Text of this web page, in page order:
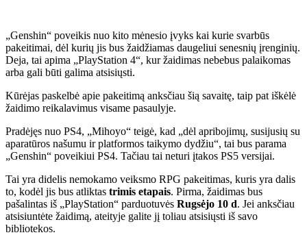
„Genshin“ poveikis nuo kito mėnesio įvyks kai kurie svarbūs
pakeitimai, dėl kurių jis bus žaidžiamas daugeliui senesnių įrenginių.
Deja, tai apima „PlayStation 4“, kur žaidimas nebebus palaikomas
arba gali būti galima atsisiųsti.
Kūrėjas paskelbė apie pakeitimą anksčiau šią savaitę, taip pat iškėlė
žaidimo reikalavimus visame pasaulyje.
Pradėjęs nuo PS4, „Mihoyo“ teigė, kad „dėl apribojimų, susijusių su
aparatūros našumu ir platformos taikymo dydžiu“, tai bus parama
„Genshin“ poveikiui PS4. Tačiau tai neturi įtakos PS5 versijai.
Tai yra didelis nemokamo veiksmo RPG pakeitimas, kuris yra dalis
to, kodėl jis bus atliktas trimis etapais. Pirma, žaidimas bus
pašalintas iš „PlayStation“ parduotuvės Rugsėjo 10 d. Jei anksčiau
atsisiuntėte žaidimą, ateityje galite jį toliau atsisiųsti iš savo
bibliotekos.